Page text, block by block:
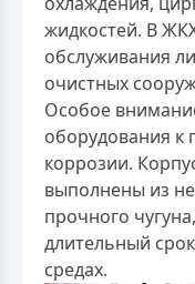
жидкостей. В
обслуживания
очистных
Особое
оборудования к
коррозии.
выполнены из
прочного
длительный
средах.